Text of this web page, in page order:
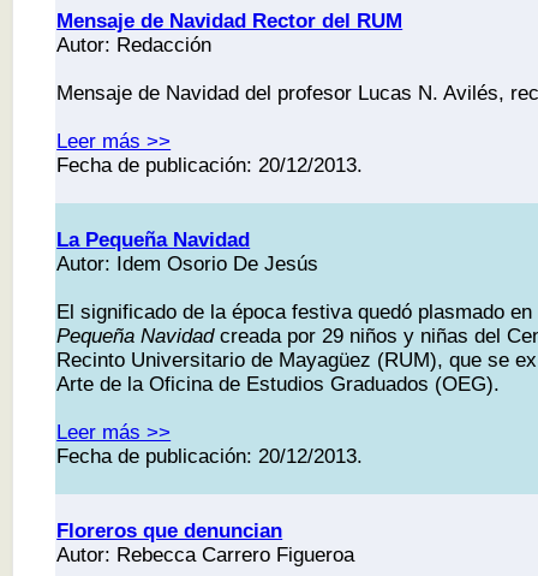
Mensaje de Navidad Rector del RUM
Autor: Redacción
Mensaje de Navidad del profesor Lucas N. Avilés,
Leer más >>
Fecha de publicación: 20/12/2013.
La Pequeña Navidad
Autor: Idem Osorio De Jesús
El significado de la época festiva quedó plasmado
Pequeña Navidadcreada por 29 niños y niñas del
Recinto Universitario de Mayagüez (RUM), que se
Arte de la Oficina de Estudios Graduados (OEG).
Leer más >>
Fecha de publicación: 20/12/2013.
Floreros que denuncian
Autor: Rebecca Carrero Figueroa